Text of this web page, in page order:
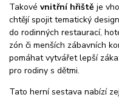
Takové vnitřní hřiště je
chtějí spojit tematický
do rodinných restaurací,
zón či menších zábavních
pomáhat vytvářet lepší
pro rodiny s dětmi.
Tato herní sestava nabízí